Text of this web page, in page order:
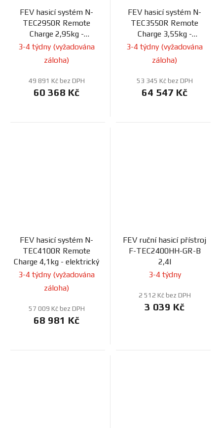
FEV hasicí systém N-
TEC2950R Remote
Charge 2,95kg -
elektrický
3-4 týdny (vyžadována
záloha)
49 891 Kč bez DPH
60 368 Kč
FEV hasicí systém N-
TEC3550R Remote
Charge 3,55kg -
elektrický
3-4 týdny (vyžadována
záloha)
53 345 Kč bez DPH
64 547 Kč
FEV hasicí systém N-
TEC4100R Remote
Charge 4,1kg - elektrický
3-4 týdny (vyžadována
záloha)
57 009 Kč bez DPH
68 981 Kč
FEV ruční hasicí přístroj
F-TEC2400HH-GR-B
2,4l
3-4 týdny
2 512 Kč bez DPH
3 039 Kč